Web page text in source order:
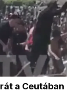
a Ceutában